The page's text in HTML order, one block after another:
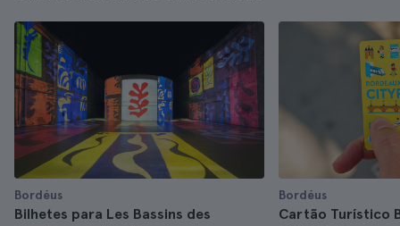
Bordéus
Bilhetes para Les Bassins des
Bordéus
Cartão Turístico